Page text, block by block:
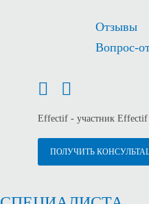
Отзывы
Вопрос-
Effectif - участник
ПОЛУЧИТЬ